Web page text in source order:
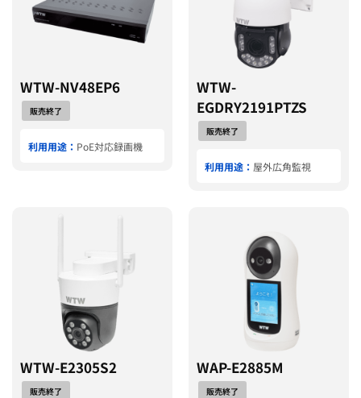
WTW-NV48EP6
販売終了
利用用途： PoE対応録画機
WTW-
EGDRY2191PTZS
販売終了
利用用途： 屋外広角監視
WTW-E2305S2
販売終了
WAP-E2885M
販売終了